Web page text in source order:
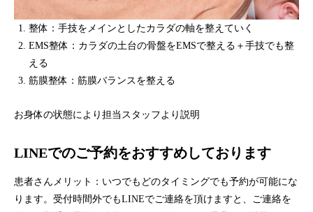
整体：手技をメインとしたカラダの軸を整えていく
EMS整体：カラダの土台の骨盤をEMSで整える＋手技でも整
える
筋膜整体：筋膜バランスを整える
お身体の状態により担当スタッフより説明
LINEでのご予約をおすすめしております
患者さんメリット：いつでもどのタイミングでも予約が可能にな
ります。受付時間外でもLINEでご連絡を頂けますと、ご連絡を